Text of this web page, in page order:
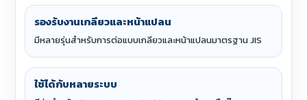
รองรับงานเกลียวและหน้าแปลน
มีหลายรุ่นสำหรับการต่อแบบเกลียวและหน้าแปลนมาตรฐาน JIS
ใช้ได้กับหลายระบบ